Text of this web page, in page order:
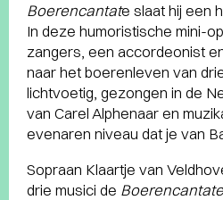
Boerencantate slaat hij een
In deze humoristische mini-
zangers, een accordeonist
naar het boerenleven van
lichtvoetig, gezongen in de
van Carel Alphenaar en
evenaren niveau dat je van
Sopraan Klaartje van
drie musici de Boerencantate